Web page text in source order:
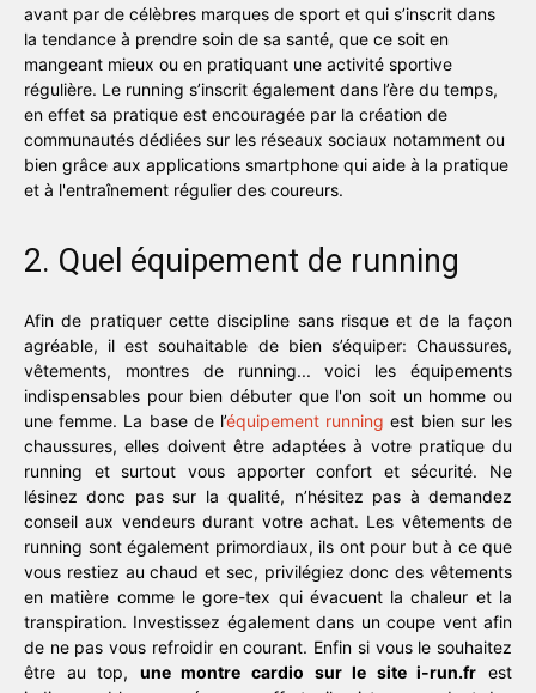
avant par de célèbres marques de sport et qui s’inscrit dans
la tendance à prendre soin de sa santé, que ce soit en
mangeant mieux ou en pratiquant une activité sportive
régulière. Le running s’inscrit également dans l’ère du temps,
en effet sa pratique est encouragée par la création de
communautés dédiées sur les réseaux sociaux notamment ou
bien grâce aux applications smartphone qui aide à la pratique
et à l'entraînement régulier des coureurs.
2. Quel équipement de running
Afin de pratiquer cette discipline sans risque et de la façon
agréable, il est souhaitable de bien s’équiper: Chaussures,
vêtements, montres de running... voici les équipements
indispensables pour bien débuter que l'on soit un homme ou
une femme. La base de l’équipement running est bien sur les
chaussures, elles doivent être adaptées à votre pratique du
running et surtout vous apporter confort et sécurité. Ne
lésinez donc pas sur la qualité, n’hésitez pas à demandez
conseil aux vendeurs durant votre achat. Les vêtements de
running sont également primordiaux, ils ont pour but à ce que
vous restiez au chaud et sec, privilégiez donc des vêtements
en matière comme le gore-tex qui évacuent la chaleur et la
transpiration. Investissez également dans un coupe vent afin
de ne pas vous refroidir en courant. Enfin si vous le souhaitez
être au top, une montre cardio sur le site i-run.fr est